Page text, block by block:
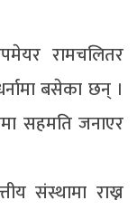
रामचलितर
बसेका छन् ।
सहमति जनाएर
संस्थामा राख्न